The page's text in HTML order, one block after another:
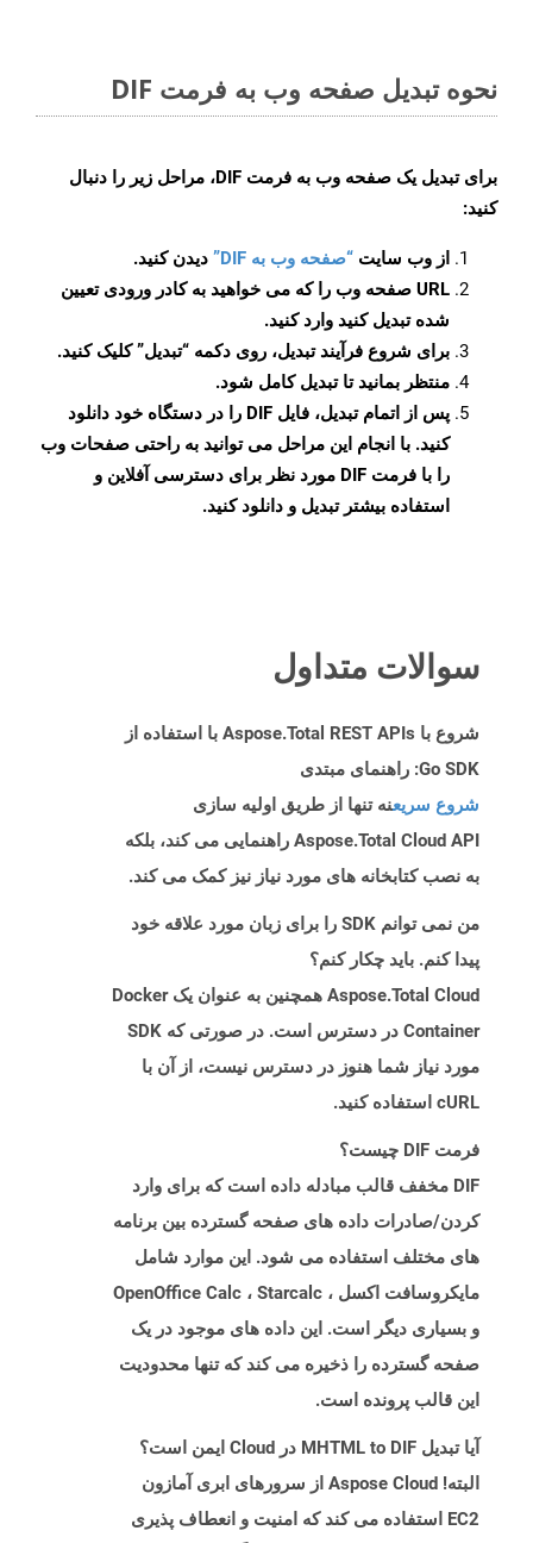
نحوه تبدیل صفحه وب به فرمت DIF
برای تبدیل یک صفحه وب به فرمت DIF، مراحل زیر را دنبال
کنید:
از وب سایت “صفحه وب به DIF”
دیدن کنید.
URL صفحه وب را که می خواهید به کادر ورودی تعیین
شده تبدیل کنید وارد کنید.
برای شروع فرآیند تبدیل، روی دکمه “تبدیل” کلیک کنید.
منتظر بمانید تا تبدیل کامل شود.
پس از اتمام تبدیل، فایل DIF را در دستگاه خود دانلود
کنید. با انجام این مراحل می توانید به راحتی صفحات وب
را با فرمت DIF مورد نظر برای دسترسی آفلاین و
استفاده بیشتر تبدیل و دانلود کنید.
سوالات متداول
شروع با Aspose.Total REST APIs با استفاده از
Go SDK: راهنمای مبتدی
شروع سریعنه تنها از طریق اولیه سازی
Aspose.Total Cloud API راهنمایی می کند، بلکه
به نصب کتابخانه های مورد نیاز نیز کمک می کند.
من نمی توانم SDK را برای زبان مورد علاقه خود
پیدا کنم. باید چکار کنم؟
Aspose.Total Cloud همچنین به عنوان یک Docker
Container در دسترس است. در صورتی که SDK
مورد نیاز شما هنوز در دسترس نیست، از آن با
cURL استفاده کنید.
فرمت DIF چیست؟
DIF مخفف قالب مبادله داده است که برای وارد
کردن/صادرات داده های صفحه گسترده بین برنامه
های مختلف استفاده می شود. این موارد شامل
مایکروسافت اکسل ، OpenOffice Calc ، Starcalc
و بسیاری دیگر است. این داده های موجود در یک
صفحه گسترده را ذخیره می کند که تنها محدودیت
این قالب پرونده است.
آیا تبدیل MHTML to DIF در Cloud ایمن است؟
البته! Aspose Cloud از سرورهای ابری آمازون
EC2 استفاده می کند که امنیت و انعطاف پذیری